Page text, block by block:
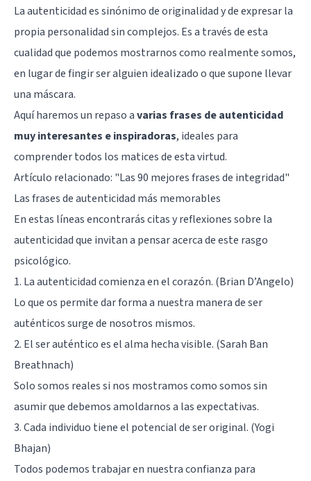
La autenticidad es sinónimo de originalidad y de expresar la
propia personalidad sin complejos. Es a través de esta
cualidad que podemos mostrarnos como realmente somos,
en lugar de fingir ser alguien idealizado o que supone llevar
una máscara.
Aquí haremos un repaso avarias frases de autenticidad
muy interesantes e inspiradoras, ideales para
comprender todos los matices de esta virtud.
Artículo relacionado: "Las 90 mejores frases de integridad"
Las frases de autenticidad más memorables
En estas líneas encontrarás citas y reflexiones sobre la
autenticidad que invitan a pensar acerca de este rasgo
psicológico.
1. La autenticidad comienza en el corazón. (Brian D’Angelo)
Lo que os permite dar forma a nuestra manera de ser
auténticos surge de nosotros mismos.
2. El ser auténtico es el alma hecha visible. (Sarah Ban
Breathnach)
Solo somos reales si nos mostramos como somos sin
asumir que debemos amoldarnos a las expectativas.
3. Cada individuo tiene el potencial de ser original. (Yogi
Bhajan)
Todos podemos trabajar en nuestra confianza para